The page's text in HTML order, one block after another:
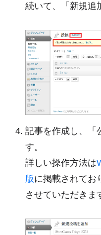
続いて、「新規追
記事を作成し、「
す。
詳しい操作方法は
版に掲載されてお
させていただきま